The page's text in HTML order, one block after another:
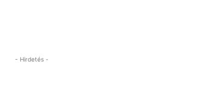
- Hirdetés -